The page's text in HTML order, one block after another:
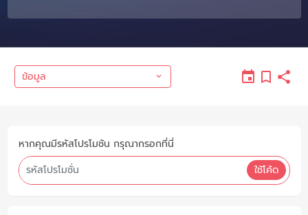
ข้อมูล
หากคุณมีรหัสโปรโมชัน กรุณากรอกที่นี่
ใช้โค้ด